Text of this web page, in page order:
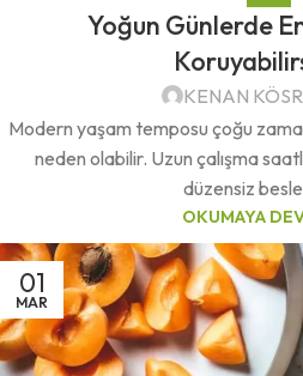
Yoğun Günlerde
KENAN
Modern yaşam temposu çoğu
neden olabilir. Uzun çalışma
düzensiz
OKUMAYA
01
MAR